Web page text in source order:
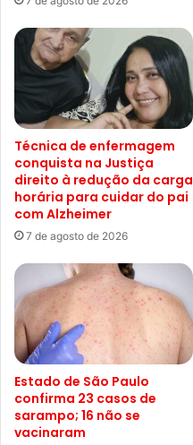
Técnica de enfermagem
conquista na Justiça
direito à redução da carga
horária para cuidar do pai
com Alzheimer
7 de agosto de 2026
Estado de São Paulo
confirma 23 casos de
sarampo; 16 não se
vacinaram